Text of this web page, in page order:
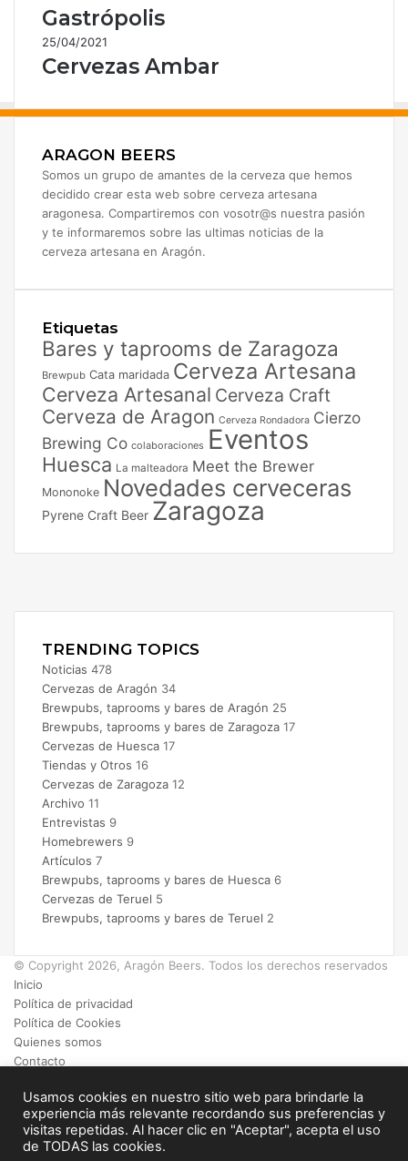
Gastrópolis
25/04/2021
Cervezas Ambar
ARAGON BEERS
Somos un grupo de amantes de la cerveza que hemos
decidido crear esta web sobre cerveza artesana
aragonesa. Compartiremos con vosotr@s nuestra pasión
y te informaremos sobre las ultimas noticias de la
cerveza artesana en Aragón.
Etiquetas
Bares y taprooms de Zaragoza
Brewpub Cata maridada Cerveza Artesana
Cerveza Artesanal Cerveza Craft
Cerveza de Aragon Cerveza Rondadora Cierzo
Brewing Co colaboraciones Eventos
Huesca La malteadora Meet the Brewer
Mononoke Novedades cerveceras
Pyrene Craft Beer Zaragoza
TRENDING TOPICS
Noticias 478
Cervezas de Aragón 34
Brewpubs, taprooms y bares de Aragón 25
Brewpubs, taprooms y bares de Zaragoza 17
Cervezas de Huesca 17
Tiendas y Otros 16
Cervezas de Zaragoza 12
Archivo 11
Entrevistas 9
Homebrewers 9
Artículos 7
Brewpubs, taprooms y bares de Huesca 6
Cervezas de Teruel 5
Brewpubs, taprooms y bares de Teruel 2
© Copyright 2026, Aragón Beers. Todos los derechos reservados
Inicio
Política de privacidad
Política de Cookies
Quienes somos
Contacto
Instagram
Botón
volver
Usamos cookies en nuestro sitio web para brindarle la
experiencia más relevante recordando sus preferencias y
visitas repetidas. Al hacer clic en "Aceptar", acepta el uso
de TODAS las cookies.